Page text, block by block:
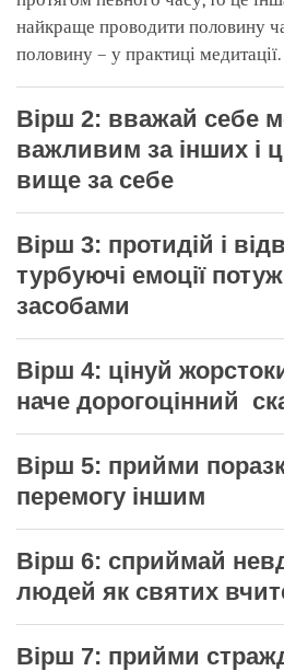
найкраще проводити половину
половину – у практиці медитації.
Вірш 2: вважай себе
важливим за інших і
вище за себе
Вірш 3: протидій і
турбуючі емоції
засобами
Вірш 4: цінуй
наче дорогоцінний
Вірш 5: прийми
перемогу іншим
Вірш 6: сприймай
людей як святих
Вірш 7: прийми